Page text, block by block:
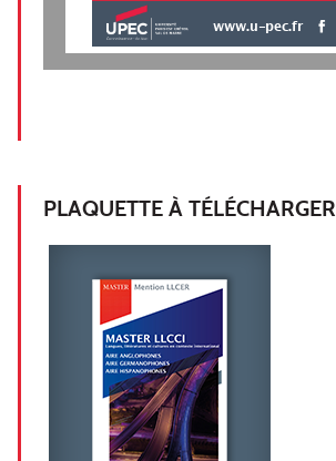
www.u-pec.fr
PLAQUETTE À TÉLÉCHARGER